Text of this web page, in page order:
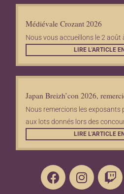
Médiévale Crozant 2026
Nous vous accueillons le 2 août
LIRE L'ARTICLE
Japan Breizh’con 2026,
Nous remercions les
aux lots donnés lors des
LIRE L'ARTICLE